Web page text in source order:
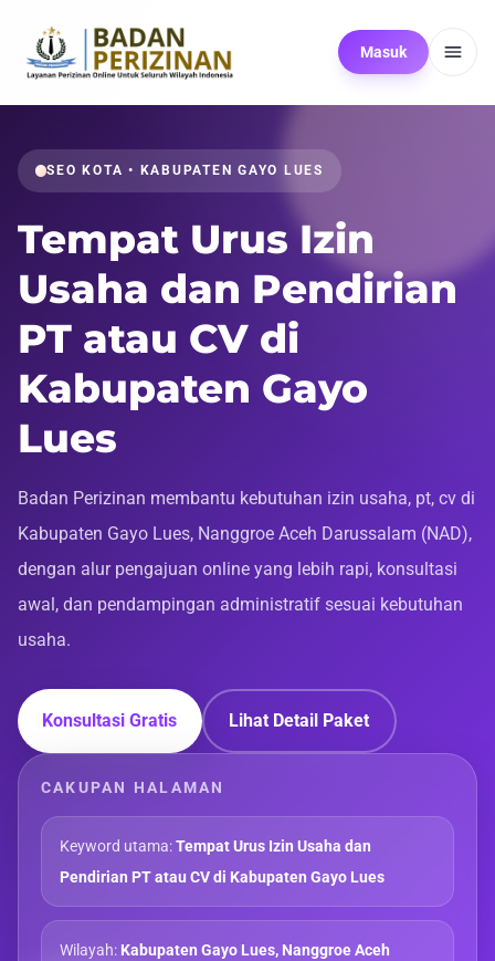
Masuk
SEO KOTA • KABUPATEN GAYO LUES
Tempat Urus Izin
Usaha dan Pendirian
PT atau CV di
Kabupaten Gayo
Lues
Badan Perizinan membantu kebutuhan izin usaha, pt, cv di
Kabupaten Gayo Lues, Nanggroe Aceh Darussalam (NAD),
dengan alur pengajuan online yang lebih rapi, konsultasi
awal, dan pendampingan administratif sesuai kebutuhan
usaha.
Konsultasi Gratis Lihat Detail Paket
CAKUPAN HALAMAN
Keyword utama:Tempat Urus Izin Usaha dan
Pendirian PT atau CV di Kabupaten Gayo Lues
Wilayah: Kabupaten Gayo Lues, Nanggroe Aceh